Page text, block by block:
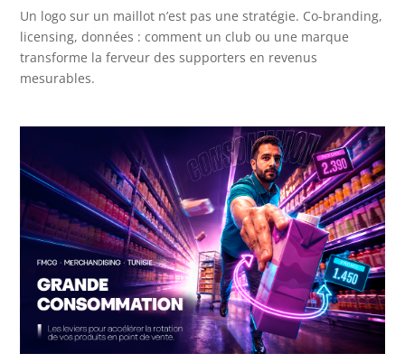
Un logo sur un maillot n’est pas une stratégie. Co-branding,
licensing, données : comment un club ou une marque
transforme la ferveur des supporters en revenus
mesurables.